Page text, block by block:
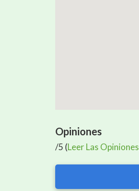
Opiniones
/5 (Leer Las Opiniones